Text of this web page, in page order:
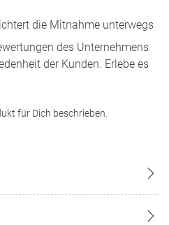
die Mitnahme unterwegs
des Unternehmens
der Kunden. Erlebe es
für Dich beschrieben.